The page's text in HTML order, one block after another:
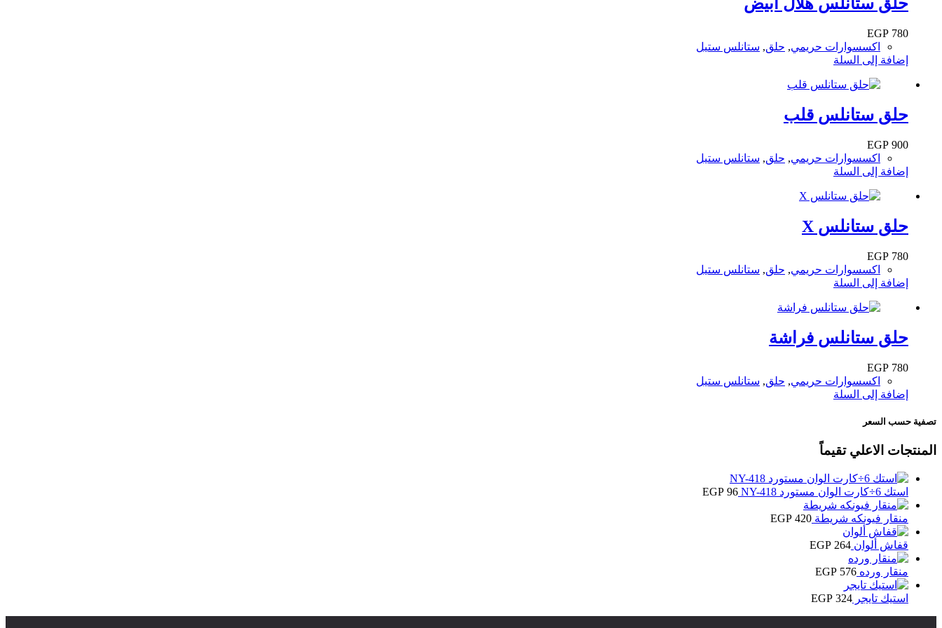
حلق ستانلس هلال ابيض
EGP 780
اكسسوارات حريمي, حلق, ستانلس ستيل
إضافة إلى السلة
حلق ستانلس قلب
EGP 900
اكسسوارات حريمي, حلق, ستانلس ستيل
إضافة إلى السلة
حلق ستانلس X
EGP 780
اكسسوارات حريمي, حلق, ستانلس ستيل
إضافة إلى السلة
حلق ستانلس فراشة
EGP 780
اكسسوارات حريمي, حلق, ستانلس ستيل
إضافة إلى السلة
تصفية حسب السعر
المنتجات الاعلي تقيماً
استك 6÷كارت الوان مستورد NY-418 EGP 96
منقار فيونكه شريطة EGP 420
قفاش ألوان EGP 264
منقار ورده EGP 576
استيك تايجر EGP 324